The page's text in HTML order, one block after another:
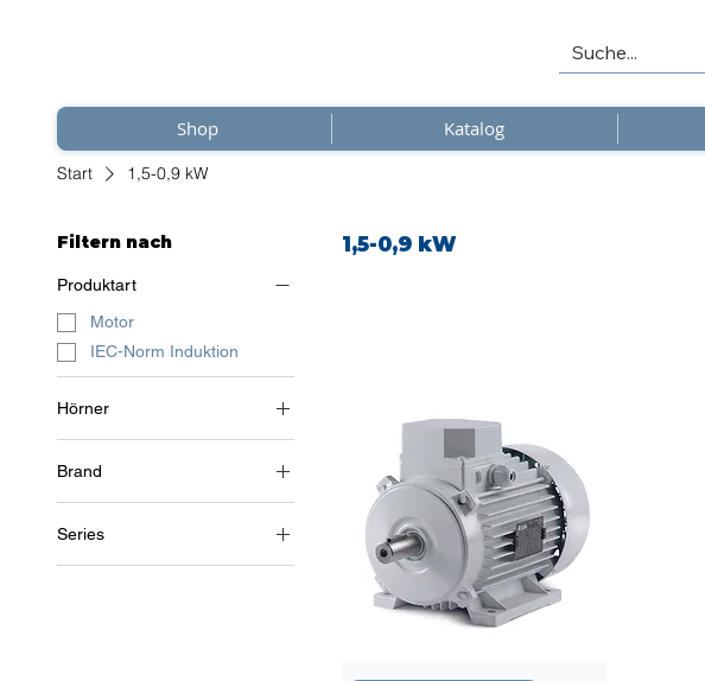
Shop Katalog
Start 1,5-0,9 kW
Filtern nach
Produktart
Motor
IEC-Norm Induktion
Hörner
3~ (Drehstrom 400 V) / 50
Hz
Brand
Soga
Series
MT1/2
1,5-0,9 kW